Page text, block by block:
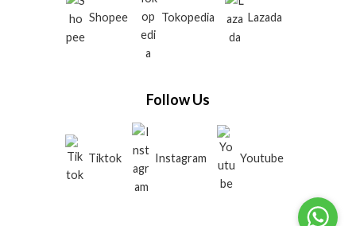
Shopee Tokopedia Lazada
Follow Us
Tiktok Instagram Youtube